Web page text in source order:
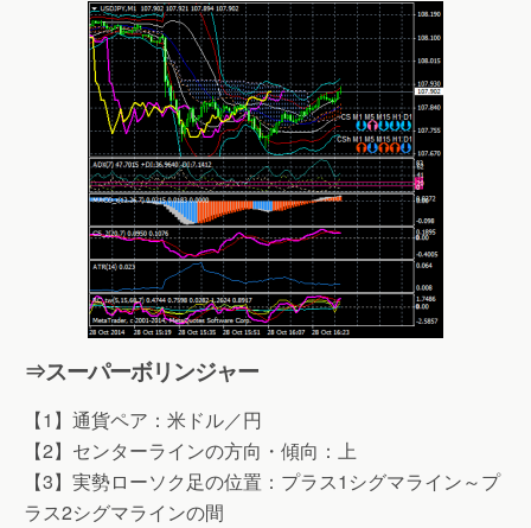
⇒スーパーボリンジャー
【1】通貨ペア：米ドル／円
【2】センターラインの方向・傾向：上
【3】実勢ローソク足の位置：プラス1シグマライン～プ
ラス2シグマラインの間